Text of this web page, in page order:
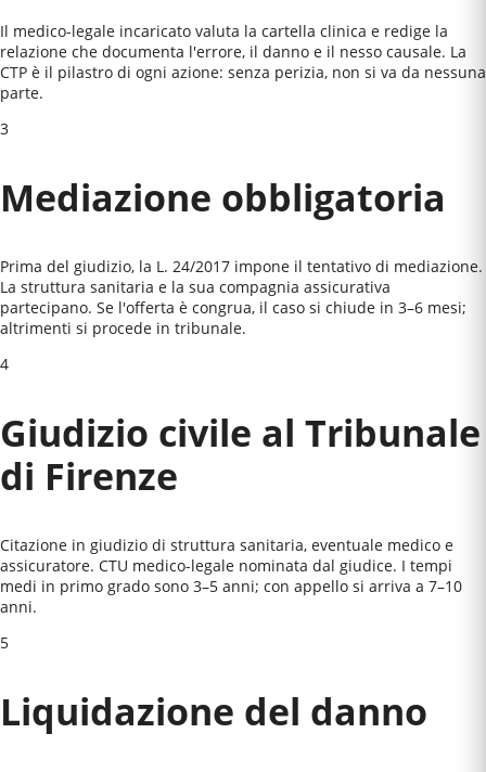
Il medico-legale incaricato valuta la cartella clinica e redige la
relazione che documenta l'errore, il danno e il nesso causale. La
CTP è il pilastro di ogni azione: senza perizia, non si va da nessuna
parte.
3
Mediazione obbligatoria
Prima del giudizio, la L. 24/2017 impone il tentativo di mediazione.
La struttura sanitaria e la sua compagnia assicurativa
partecipano. Se l'offerta è congrua, il caso si chiude in 3–6 mesi;
altrimenti si procede in tribunale.
4
Giudizio civile al Tribunale
di Firenze
Citazione in giudizio di struttura sanitaria, eventuale medico e
assicuratore. CTU medico-legale nominata dal giudice. I tempi
medi in primo grado sono 3–5 anni; con appello si arriva a 7–10
anni.
5
Liquidazione del danno